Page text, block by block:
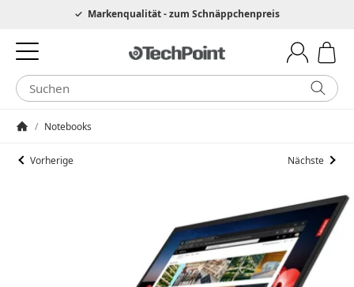
Hotline 0049 6205 3079975Markenqualität - zum Schnäppchenpreis
/ Notebooks
Vorherige Nächste